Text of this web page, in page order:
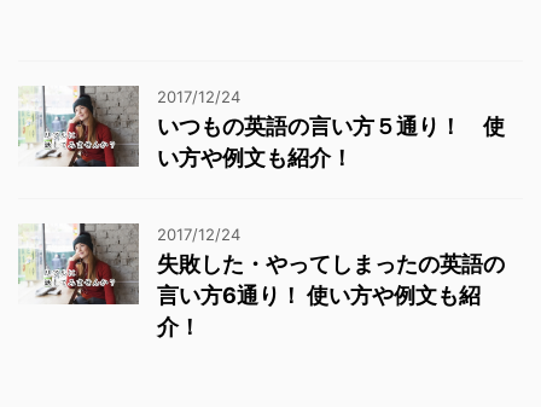
2017/12/24
いつもの英語の言い方５通り！ 使
い方や例文も紹介！
2017/12/24
失敗した・やってしまったの英語の
言い方6通り！ 使い方や例文も紹
介！